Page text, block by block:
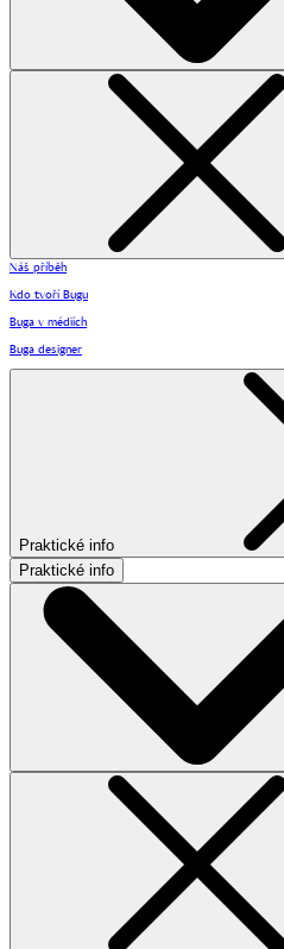
Náš příběh
Kdo tvoří Bugu
Buga v médiích
Buga designer
Praktické info
Praktické info